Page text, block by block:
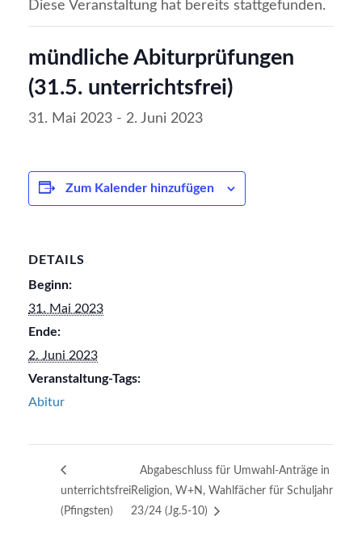
Diese Veranstaltung hat bereits stattgefunden.
mündliche Abiturprüfungen
(31.5. unterrichtsfrei)
31. Mai 2023 - 2. Juni 2023
Zum Kalender hinzufügen
DETAILS
Beginn:
31. Mai 2023
Ende:
2. Juni 2023
Veranstaltung-Tags:
Abitur
unterrichtsfrei
(Pfingsten)
Abgabeschluss für Umwahl-Anträge in
Religion, W+N, Wahlfächer für Schuljahr
23/24 (Jg.5-10)